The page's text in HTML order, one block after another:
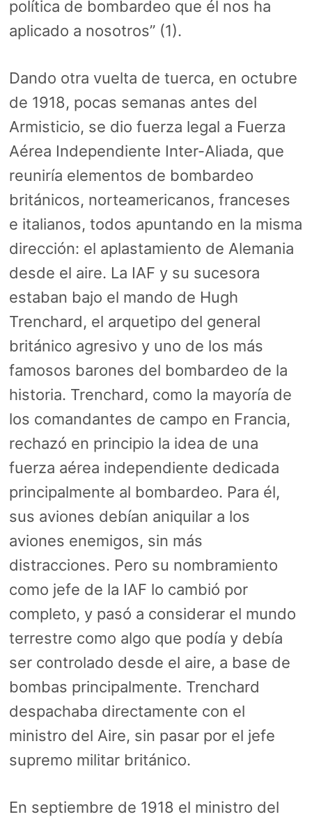
política de bombardeo que él nos ha
aplicado a nosotros” (1).
Dando otra vuelta de tuerca, en octubre
de 1918, pocas semanas antes del
Armisticio, se dio fuerza legal a Fuerza
Aérea Independiente Inter-Aliada, que
reuniría elementos de bombardeo
británicos, norteamericanos, franceses
e italianos, todos apuntando en la misma
dirección: el aplastamiento de Alemania
desde el aire. La IAF y su sucesora
estaban bajo el mando de Hugh
Trenchard, el arquetipo del general
británico agresivo y uno de los más
famosos barones del bombardeo de la
historia. Trenchard, como la mayoría de
los comandantes de campo en Francia,
rechazó en principio la idea de una
fuerza aérea independiente dedicada
principalmente al bombardeo. Para él,
sus aviones debían aniquilar a los
aviones enemigos, sin más
distracciones. Pero su nombramiento
como jefe de la IAF lo cambió por
completo, y pasó a considerar el mundo
terrestre como algo que podía y debía
ser controlado desde el aire, a base de
bombas principalmente. Trenchard
despachaba directamente con el
ministro del Aire, sin pasar por el jefe
supremo militar británico.
En septiembre de 1918 el ministro del